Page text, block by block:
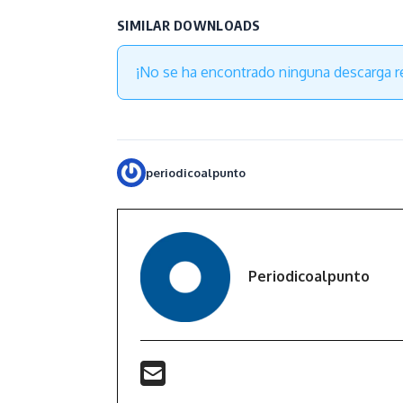
SIMILAR DOWNLOADS
¡No se ha encontrado ninguna descarga
periodicoalpunto
Periodicoalpunto